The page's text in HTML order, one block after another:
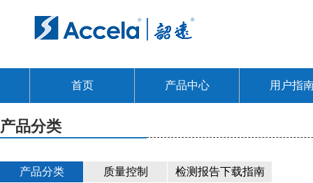
首页 产品中心 用户指
产品分类
产品分类 质量控制 检测报告下载指南